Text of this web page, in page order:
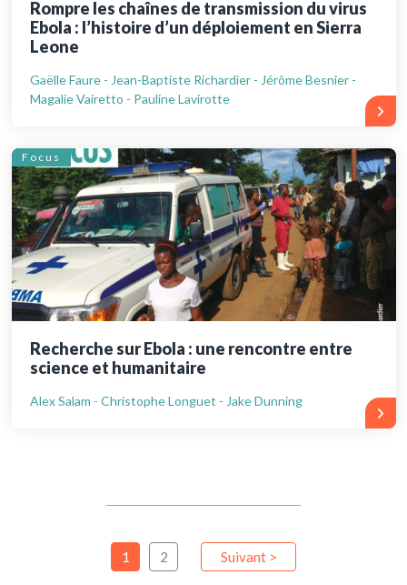
Rompre les chaînes de transmission du virus
Ebola : l’histoire d’un déploiement en Sierra
Leone
Gaëlle Faure - Jean-Baptiste Richardier - Jérôme Besnier -
Magalie Vairetto - Pauline Lavirotte
Focus
Recherche sur Ebola : une rencontre entre
science et humanitaire
Alex Salam - Christophe Longuet - Jake Dunning
1 2 Suivant >